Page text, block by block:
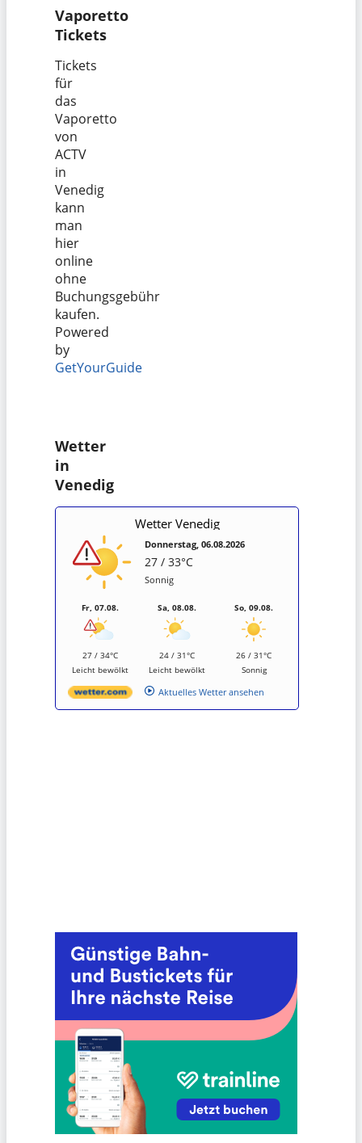
Vaporetto
Tickets
Tickets
für
das
Vaporetto
von
ACTV
in
Venedig
kann
man
hier
online
ohne
Buchungsgebühr
kaufen.
Powered
by
GetYourGuide
Wetter
in
Venedig
Wetter Venedig
Donnerstag, 06.08.2026
27 / 33°C
Sonnig
Fr, 07.08.
27 / 34°C
Leicht bewölkt
Sa, 08.08.
24 / 31°C
Leicht bewölkt
So, 09.08.
26 / 31°C
Sonnig
Aktuelles Wetter ansehen